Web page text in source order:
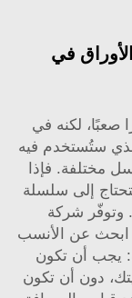
في
صعبًا، لكنه في
ستُستخدم فيه
مختلفة. فإذا
إلى سلسلة
وتوفّر شركة
ابحث عن الأنسب
يجب أن تكون
دون أن تكون